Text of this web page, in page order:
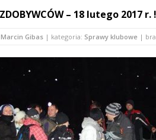
– 18 lutego 2017 r.
Marcin Gibas | kategoria: Sprawy klubowe |